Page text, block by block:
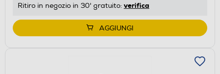
Ritiro in negozio in 30' gratuito: verifica
AGGIUNGI